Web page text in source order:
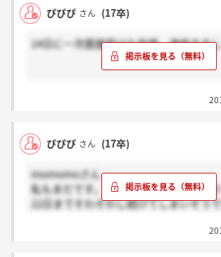
ぴぴぴ さん (17卒)
14日に一次面接受けた皆様、連絡きま
ぴぴぴ さん (17卒)
momomoさん
私もまだです。落ちたらサイレントな
22日までそわそわし続けてしまいそう